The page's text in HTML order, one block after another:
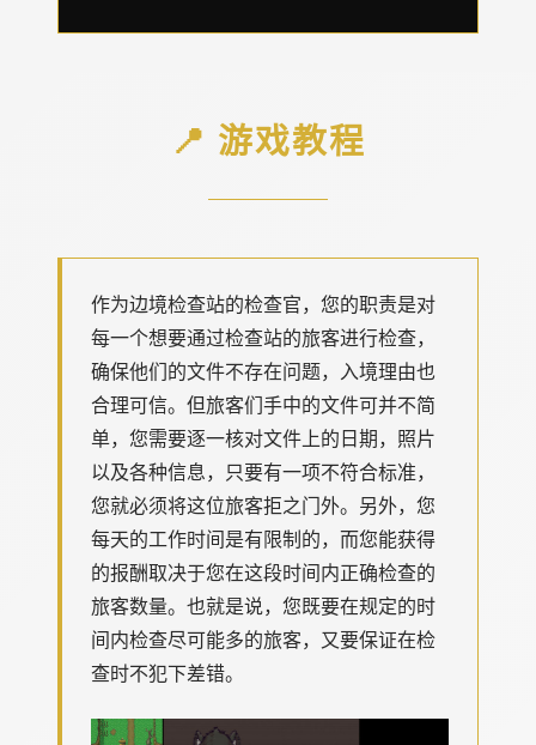
📍 游戏教程
作为边境检查站的检查官，您的职责是对
每一个想要通过检查站的旅客进行检查，
确保他们的文件不存在问题，入境理由也
合理可信。但旅客们手中的文件可并不简
单，您需要逐一核对文件上的日期，照片
以及各种信息，只要有一项不符合标准，
您就必须将这位旅客拒之门外。另外，您
每天的工作时间是有限制的，而您能获得
的报酬取决于您在这段时间内正确检查的
旅客数量。也就是说，您既要在规定的时
间内检查尽可能多的旅客，又要保证在检
查时不犯下差错。